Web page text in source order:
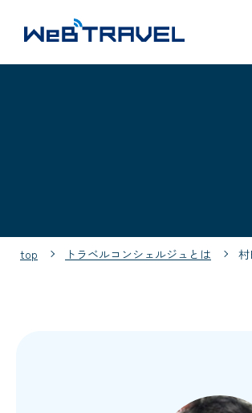
top トラベルコンシェルジュとは